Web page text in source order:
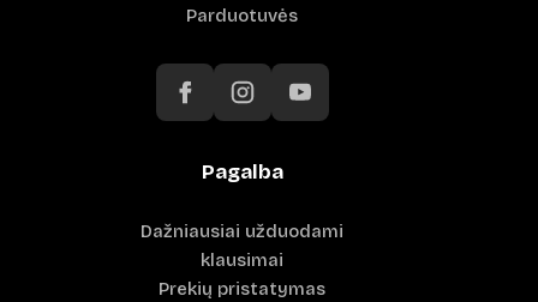
Parduotuvės
Pagalba
Dažniausiai užduodami
klausimai
Prekių pristatymas